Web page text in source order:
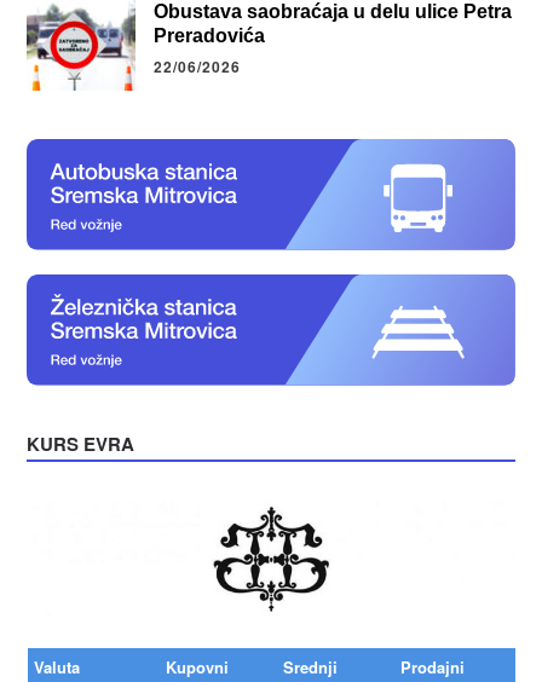
Obustava saobraćaja u delu ulice Petra
Preradovića
22/06/2026
KURS EVRA
Valuta Kupovni Srednji Prodajni